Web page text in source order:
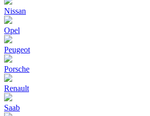
Nissan
Opel
Peugeot
Porsche
Renault
Saab